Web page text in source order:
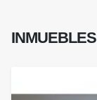
INMUEBLES